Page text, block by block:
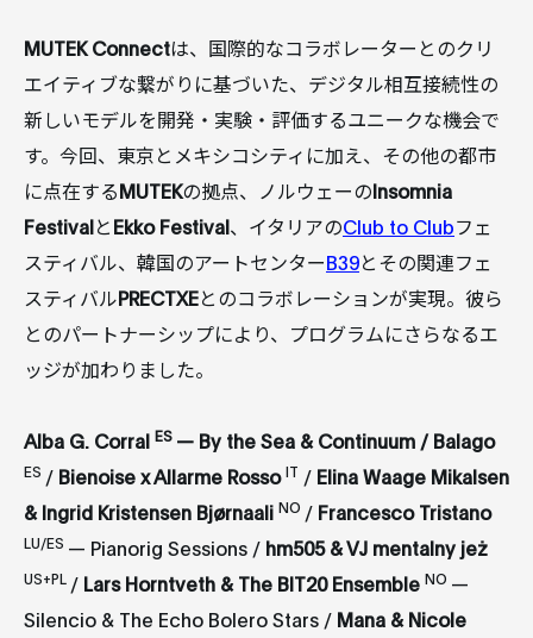
MUTEK Connectは、国際的なコラボレーターとのクリ
エイティブな繋がりに基づいた、デジタル相互接続性の
新しいモデルを開発・実験・評価するユニークな機会で
す。今回、東京とメキシコシティに加え、その他の都市
に点在するMUTEKの拠点、ノルウェーのInsomnia
FestivalとEkko Festival、イタリアのClub to Clubフェ
スティバル、韓国のアートセンターB39とその関連フェ
スティバルPRECTXEとのコラボレーションが実現。彼ら
とのパートナーシップにより、プログラムにさらなるエ
ッジが加わりました。
Alba G. Corral ES — By the Sea & Continuum / Balago
ES / Bienoise x Allarme Rosso IT / Elina Waage Mikalsen
& Ingrid Kristensen Bjørnaali NO / Francesco Tristano
LU/ES — Pianorig Sessions / hm505 & VJ mentalny jeż
US+PL / Lars Horntveth & The BIT20 Ensemble NO —
Silencio & The Echo Bolero Stars / Mana & Nicole